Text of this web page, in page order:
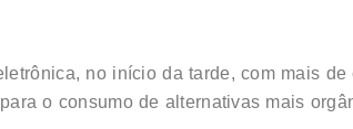
no início da tarde, com mais de
o consumo de alternativas mais